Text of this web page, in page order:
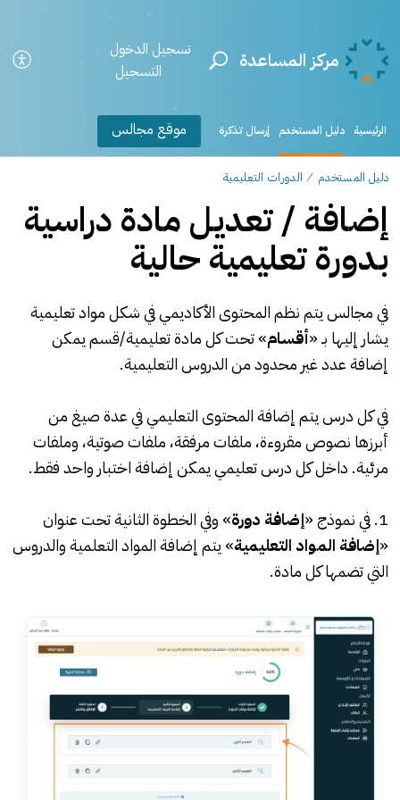
مركز المساعدة
تسجيل الدخول
التسجيل
الرئيسية دليل المستخدم إرسال تذكرة موقع مجالس
دليل المستخدم الدورات التعليمية
إضافة / تعديل مادة دراسية
بدورة تعليمية حالية
في مجالس يتم نظم المحتوى الأكاديمي في شكل مواد تعليمية
يشار إليها بـ «أقسام»تحت كل مادة تعليمية/قسم يمكن
إضافة عدد غير محدود من الدروس التعليمية.
في كل درس يتم إضافة المحتوى التعليمي في عدة صيغ من
أبرزها نصوص مقروءة، ملفات مرفقة، ملفات صوتية، وملفات
مرئية. داخل كل درس تعليمي يمكن إضافة اختبار واحد فقط.
1. في نموذج « إضافة دورة» وفي الخطوة الثانية تحت عنوان
«إضافة المواد التعليمية» يتم إضافة المواد التعلمية والدروس
التي تضمها كل مادة.